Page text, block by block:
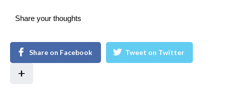
Share your thoughts
Share on Facebook Tweet on Twitter
+